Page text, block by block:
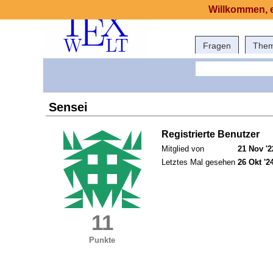
Fragen
Sensei
11
Punkte
Registrierte Benutzer
Mitglied von
21 Nov
Letztes Mal gesehen 26 Okt
Willkommen,